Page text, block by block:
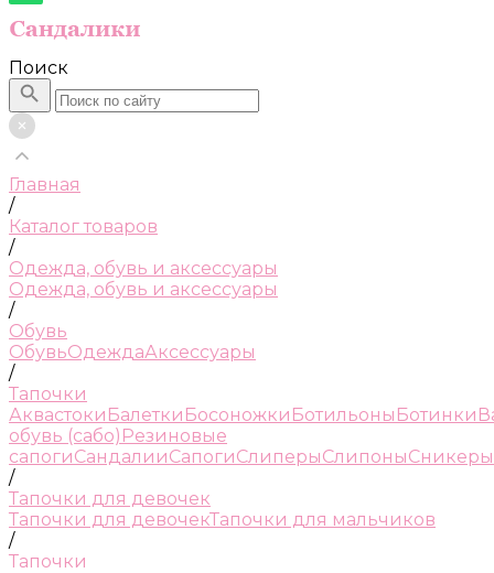
Поиск
Главная
/
Каталог товаров
/
Одежда, обувь и аксессуары
Одежда, обувь и аксессуары
/
Обувь
ОбувьОдеждаАксессуары
/
Тапочки
Аквастоки Балетки Босоножки Ботильоны Ботинки
обувь (сабо) Резиновые
сапогиСандалииСапогиСлиперыСлипоныСникеры
/
Тапочки для девочек
Тапочки для девочекТапочки для мальчиков
/
Тапочки